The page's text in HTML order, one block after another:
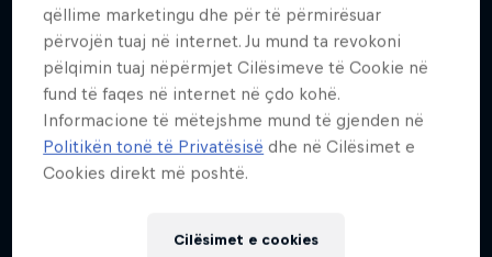
qëllime marketingu dhe për të përmirësuar
përvojën tuaj në internet. Ju mund ta revokoni
pëlqimin tuaj nëpërmjet Cilësimeve të Cookie në
fund të faqes në internet në çdo kohë.
Informacione të mëtejshme mund të gjenden në
Politikën tonë të Privatësisë dhe në Cilësimet e
Cookies direkt më poshtë.
Cilësimet e cookies